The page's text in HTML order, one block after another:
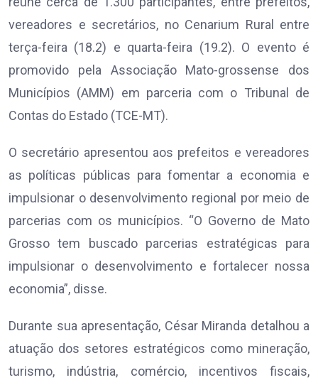
vereadores e secretários, no Cenarium Rural entre
terça-feira (18.2) e quarta-feira (19.2). O evento é
promovido pela Associação Mato-grossense dos
Municípios (AMM) em parceria com o Tribunal de
Contas do Estado (TCE-MT).
O secretário apresentou aos prefeitos e vereadores
as políticas públicas para fomentar a economia e
impulsionar o desenvolvimento regional por meio de
parcerias com os municípios. “O Governo de Mato
Grosso tem buscado parcerias estratégicas para
impulsionar o desenvolvimento e fortalecer nossa
economia”, disse.
Durante sua apresentação, César Miranda detalhou a
atuação dos setores estratégicos como mineração,
turismo, indústria, comércio, incentivos fiscais,